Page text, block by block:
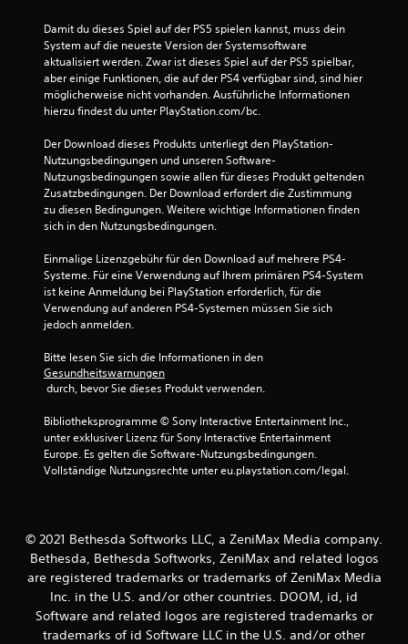
u
n
g
s
e
m
f
i
n
d
l
h
e
n
S
t
u
e
r
l
e
m
e
e
d
i
e
n
e
Damit du dieses Spiel auf der PS5 spielen kannst, muss dein
System auf die neueste Version der Systemsoftware
aktualisiert werden. Zwar ist dieses Spiel auf der PS5 spielbar,
aber einige Funktionen, die auf der PS4 verfügbar sind, sind hier
möglicherweise nicht vorhanden. Ausführliche Informationen
hierzu findest du unter PlayStation.com/bc.
Der Download dieses Produkts unterliegt den PlayStation-
Nutzungsbedingungen und unseren Software-
Nutzungsbedingungen sowie allen für dieses Produkt geltenden
Zusatzbedingungen. Der Download erfordert die Zustimmung
zu diesen Bedingungen. Weitere wichtige Informationen finden
sich in den Nutzungsbedingungen.
Einmalige Lizenzgebühr für den Download auf mehrere PS4-
Systeme. Für eine Verwendung auf Ihrem primären PS4-System
ist keine Anmeldung bei PlayStation erforderlich, für die
Verwendung auf anderen PS4-Systemen müssen Sie sich
jedoch anmelden.
Bitte lesen Sie sich die Informationen in den
Gesundheitswarnungen
durch, bevor Sie dieses Produkt verwenden.
Bibliotheksprogramme © Sony Interactive Entertainment Inc.,
unter exklusiver Lizenz für Sony Interactive Entertainment
Europe. Es gelten die Software-Nutzungsbedingungen.
Vollständige Nutzungsrechte unter eu.playstation.com/legal.
© 2021 Bethesda Softworks LLC, a ZeniMax Media company.
Bethesda, Bethesda Softworks, ZeniMax and related logos
are registered trademarks or trademarks of ZeniMax Media
Inc. in the U.S. and/or other countries. DOOM, id, id
Software and related logos are registered trademarks or
trademarks of id Software LLC in the U.S. and/or other